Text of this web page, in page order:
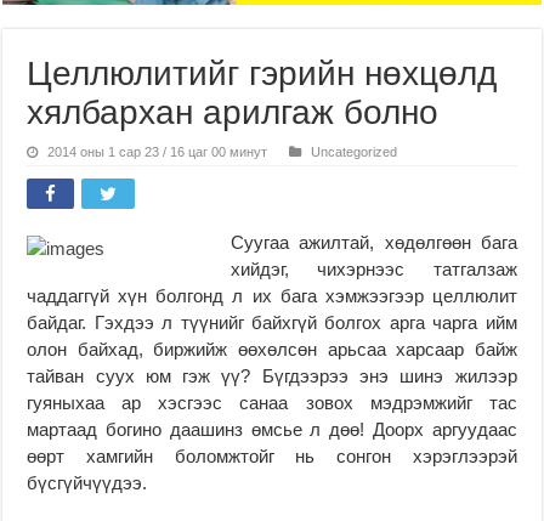
Целлюлитийг гэрийн нөхцөлд
хялбархан арилгаж болно
2014 оны 1 сар 23 / 16 цаг 00 минут Uncategorized
Суугаа ажилтай, хөдөлгөөн бага
хийдэг, чихэрнээс татгалзаж
чаддаггүй хүн болгонд л их бага хэмжээгээр целлюлит
байдаг. Гэхдээ л түүнийг байхгүй болгох арга чарга ийм
олон байхад, биржийж өөхөлсөн арьсаа харсаар байж
тайван суух юм гэж үү? Бүгдээрээ энэ шинэ жилээр
гуяныхаа ар хэсгээс санаа зовох мэдрэмжийг тас
мартаад богино даашинз өмсье л дөө! Доорх аргуудаас
өөрт хамгийн боломжтойг нь сонгон хэрэглээрэй
бүсгүйчүүдээ.